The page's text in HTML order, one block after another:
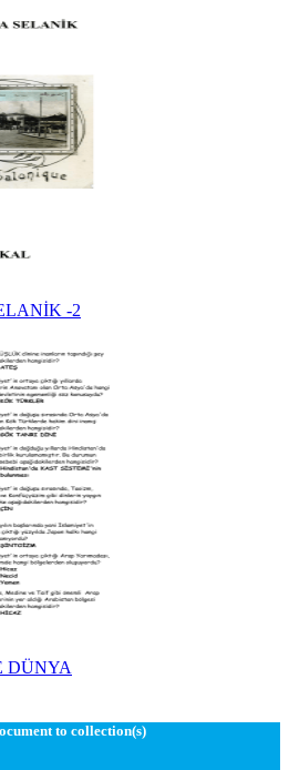
-2
DÜNYA
to collection(s)